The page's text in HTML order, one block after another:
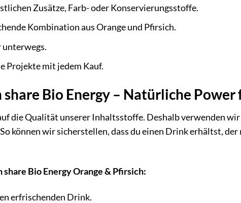
Zusätze, Farb- oder Konservierungsstoffe.
Kombination aus Orange und Pfirsich.
unterwegs.
Projekte mit jedem Kauf.
Bio Energy – Natürliche Power
die Qualität unserer Inhaltsstoffe. Deshalb verwenden
können wir sicherstellen, dass du einen Drink erhältst,
Bio Energy Orange & Pfirsich:
erfrischenden Drink.